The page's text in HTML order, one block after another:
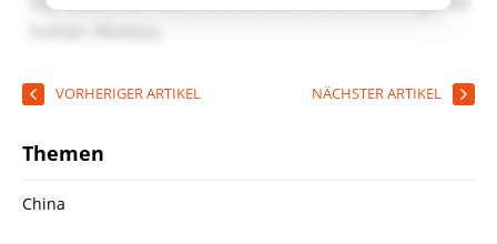
VORHERIGER ARTIKEL NÄCHSTER ARTIKEL
Themen
China